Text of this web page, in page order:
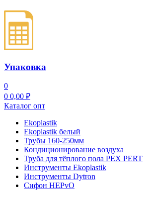
Упаковка
0
0 0,00 ₽
Каталог опт
Ekoplastik
Ekoplastik белый
Трубы 160-250мм
Кондиционирование воздуха
Труба для тёплого пола PEX PERT
Инструменты Ekoplastik
Инструменты Dytron
Сифон HEPvO